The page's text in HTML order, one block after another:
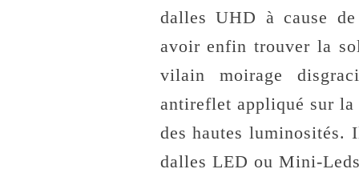
dalles UHD à cause
avoir enfin trouver la
vilain moirage
antireflet appliqué sur
des hautes luminosités.
dalles LED ou Mini-